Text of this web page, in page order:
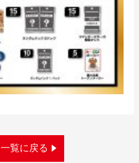
一覧に戻る